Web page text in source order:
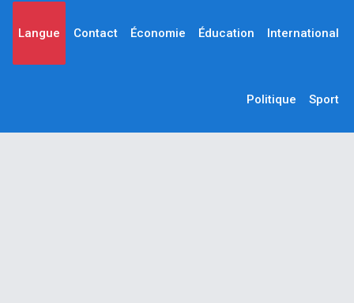
Langue Contact Économie Éducation International
Politique Sport